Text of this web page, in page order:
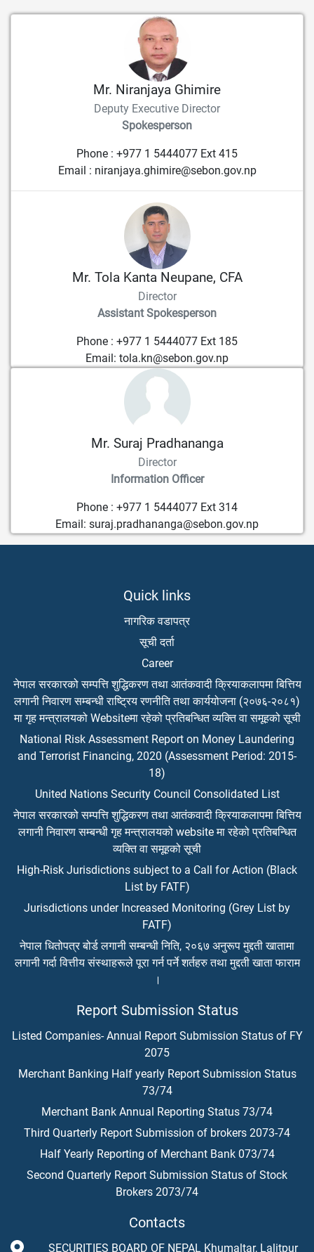
Mr. Niranjaya Ghimire
Deputy Executive Director
Spokesperson
Phone : +977 1 5444077 Ext 415
Email : niranjaya.ghimire@sebon.gov.np
Mr. Tola Kanta Neupane, CFA
Director
Assistant Spokesperson
Phone : +977 1 5444077 Ext 185
Email: tola.kn@sebon.gov.np
Mr. Suraj Pradhananga
Director
Information Officer
Phone : +977 1 5444077 Ext 314
Email: suraj.pradhananga@sebon.gov.np
Quick links
नागरिक वडापत्र
सूची दर्ता
Career
नेपाल सरकारको सम्पत्ति शुद्धिकरण तथा आतंकवादी क्रियाकलापमा बित्तिय
लगानी निवारण सम्बन्धी राष्ट्रिय रणनीति तथा कार्ययोजना (२०७६-२०८१)
मा गृह मन्त्रालयको Websiteमा रहेको प्रतिबन्धित व्यक्ति वा समूहको सूची
National Risk Assessment Report on Money Laundering
and Terrorist Financing, 2020 (Assessment Period: 2015-
18)
United Nations Security Council Consolidated List
नेपाल सरकारको सम्पत्ति शुद्धिकरण तथा आतंकवादी क्रियाकलापमा बित्तिय
लगानी निवारण सम्बन्धी गृह मन्त्रालयको website मा रहेको प्रतिबन्धित
व्यक्ति वा समूहको सूची
High-Risk Jurisdictions subject to a Call for Action (Black
List by FATF)
Jurisdictions under Increased Monitoring (Grey List by
FATF)
नेपाल धितोपत्र बोर्ड लगानी सम्बन्धी निति, २०६७ अनुरूप मुद्दती खातामा
लगानी गर्दा वित्तीय संस्थाहरूले पूरा गर्न पर्ने शर्तहरु तथा मुद्दती खाता फाराम
।
Report Submission Status
Listed Companies- Annual Report Submission Status of FY
2075
Merchant Banking Half yearly Report Submission Status
73/74
Merchant Bank Annual Reporting Status 73/74
Third Quarterly Report Submission of brokers 2073-74
Half Yearly Reporting of Merchant Bank 073/74
Second Quarterly Report Submission Status of Stock
Brokers 2073/74
Contacts
SECURITIES BOARD OF NEPAL Khumaltar, Lalitpur